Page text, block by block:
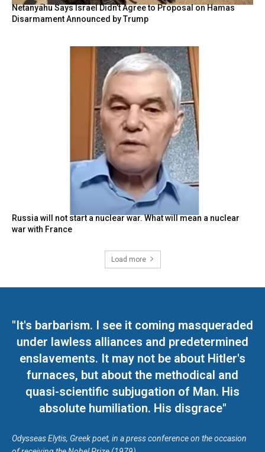
Netanyahu Says Israel Didn’t Agree to Proposal on Hamas
Disarmament Announced by Trump
Russia will not start a nuclear war. What will mean a nuclear
war with France
Load more
"It's barbarism. I see it coming masqueraded
under lawless alliances and predetermined
enslavements. It may not be about Hitler's
furnaces, but about the methodical and
quasi-scientific subjugation of Man. His
absolute humiliation. His disgrace"
Odysseas Elytis, Greek poet, in a press conference on the occasion